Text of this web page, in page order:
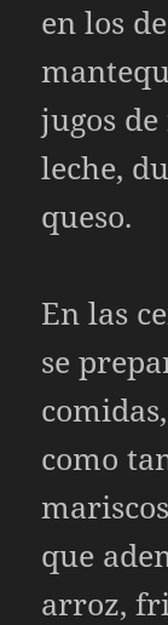
en los
jugos
leche,
queso.
En las
se
como
que
arroz,